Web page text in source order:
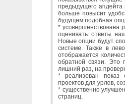
предыдущего
больше повысит
будущем подобная
* усовершенствована
оценивать ответы
Новые опции будут
системе. Также в
отображается
обратной связи. Это
лишний раз, на
* реализован показ
проектов для урлов,
* существенно
страниц.